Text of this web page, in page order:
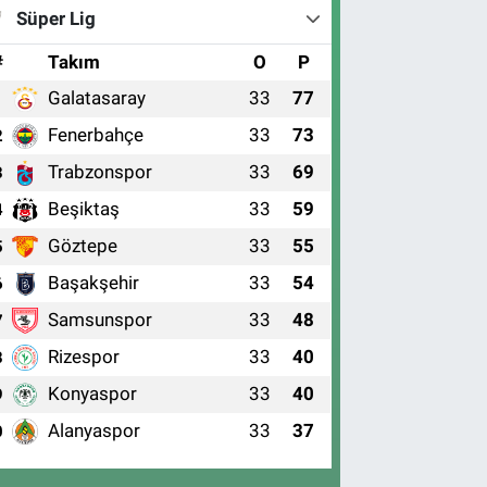
Süper Lig
Takım O P
Galatasaray 33 77
Fenerbahçe 33 73
Trabzonspor 33 69
Beşiktaş 33 59
Göztepe 33 55
Başakşehir 33 54
Samsunspor 33 48
Rizespor 33 40
Konyaspor 33 40
Alanyaspor 33 37